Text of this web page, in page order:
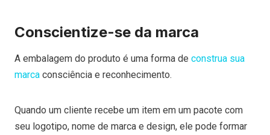
Conscientize-se da marca
A embalagem do produto é uma forma de construa sua
marca consciência e reconhecimento.
Quando um cliente recebe um item em um pacote com
seu logotipo, nome de marca e design, ele pode formar